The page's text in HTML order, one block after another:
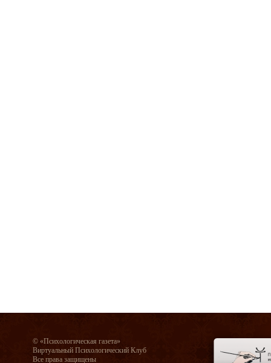
© «Психологическая газета»
Виртуальный Психологический Клуб
Все права защищены